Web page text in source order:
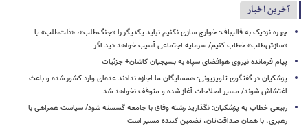
آخرین اخبار
چهره نزدیک به قالیباف: خوارج سازی نکنیم نباید یکدیگر را «جنگ‌طلب»، «ذلت‌طلب» یا
«سازش‌طلب» خطاب کنیم/ سرمایه اجتماعی آسیب خواهد دید اگر...
پیام فرمانده نیروی هوافضای سپاه به بسیجیان کاشان+ جزئیات
پزشکیان در گفتگوی تلویزیونی: همسایگان ما اجازه ندادند عده‌ای وارد کشور شده و باعث
اغتشاش شوند/ مسیر اصلاحات آغاز شده و متوقف نخواهد شد
ربیعی خطاب به پزشکیان: نگذارید رشته وفاق با جامعه گسسته شود/ سیاست همراهی با
رهبری، با همان صداقت‌تان، تضمین کننده مسیر است